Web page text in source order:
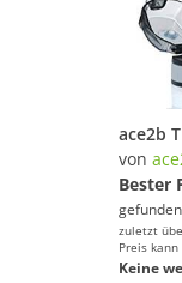
von
Bester
zuletzt
Preis
Keine